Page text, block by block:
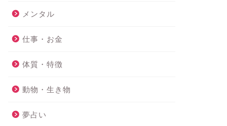
メンタル
仕事・お金
体質・特徴
動物・生き物
夢占い